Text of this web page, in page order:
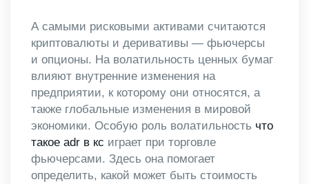
А самыми рисковыми активами считаются
криптовалюты и деривативы — фьючерсы
и опционы. На волатильность ценных бумаг
влияют внутренние изменения на
предприятии, к которому они относятся, а
также глобальные изменения в мировой
экономики. Особую роль волатильность что
такое adr в кс играет при торговле
фьючерсами. Здесь она помогает
определить, какой может быть стоимость